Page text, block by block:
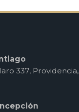
337, Providencia,